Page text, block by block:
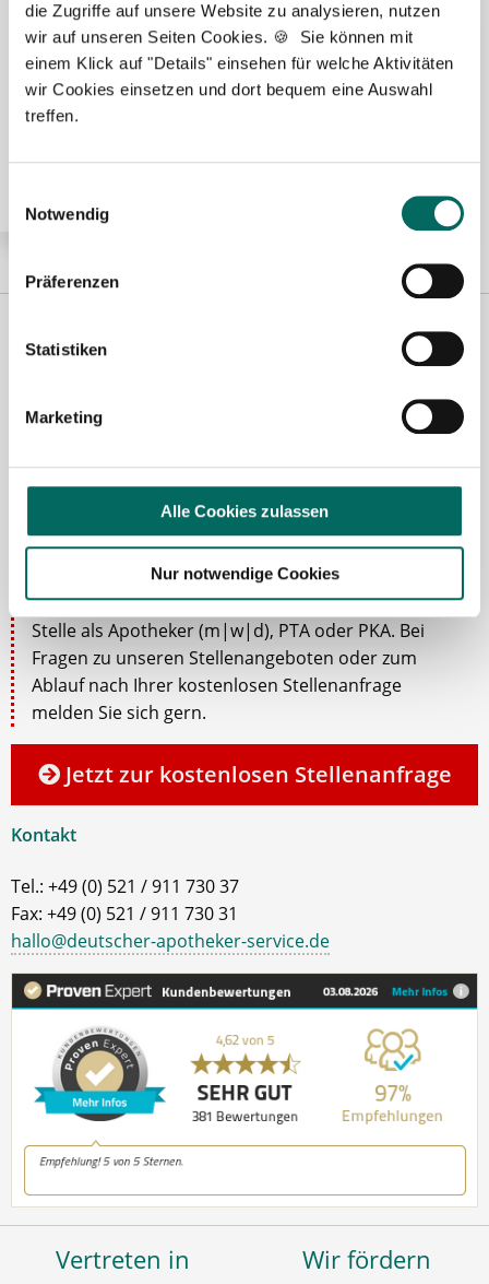
die Zugriffe auf unsere Website zu analysieren, nutzen
wir auf unseren Seiten Cookies. 🍪 Sie können mit
einem Klick auf "Details" einsehen für welche Aktivitäten
wir Cookies einsetzen und dort bequem eine Auswahl
treffen.
Notwendig
Präferenzen
Statistiken
Marketing
Alle Cookies zulassen
Nur notwendige Cookies
🌟 PREMIUM-STELLENANGEBOT 🌟
Apotheker (m/w/d) in Voll- oder Teilzeit ab sofort in
Waren
Ansprechpartner
Ich unterstütze Sie gerne bei der Suche nach einer
Stelle als Apotheker (m|w|d), PTA oder PKA. Bei
Fragen zu unseren Stellenangeboten oder zum
Ablauf nach Ihrer kostenlosen Stellenanfrage
melden Sie sich gern.
Jetzt zur kostenlosen Stellenanfrage
Kontakt
Tel.: +49 (0) 521 / 911 730 37
Fax: +49 (0) 521 / 911 730 31
hallo@deutscher-apotheker-service.de
Vertreten in Wir fördern